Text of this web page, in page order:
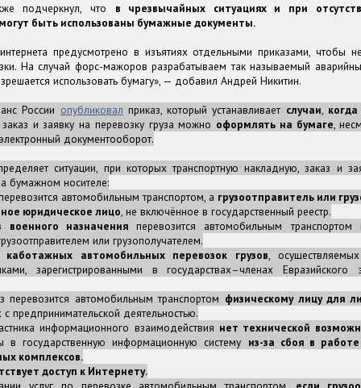
подчеркнул, что в чрезвычайных ситуациях и при
быть использованы бумажные документы.
интернета предусмотрено в изъятиях отдельными приказами, чтобы
На случай форс-мажоров разрабатываем так называемый
использовать бумагу», — добавил Андрей Никитин.
России опубликовал приказ, который устанавливает случаи,
и заявку на перевозку груза можно оформлять на бумаге,
документооборот.
ситуации, при которых транспортную накладную, заказ и
бумажном носителе:
автомобильным транспортом, а грузоотправитель или
юридическое лицо, не включённое в государственный реестр.
военного назначенияперевозится автомобильным
или грузополучателем.
каботажных автомобильных перевозок грузов,
зарегистрированными в государствах–членах Евразийского
перевозится автомобильным транспортом физическому лицу для
с предпринимательской деятельностью.
информационного взаимодействия нет технической
в государственную информационную систему из-за сбоя в
комплексов.
доступ к Интернету.